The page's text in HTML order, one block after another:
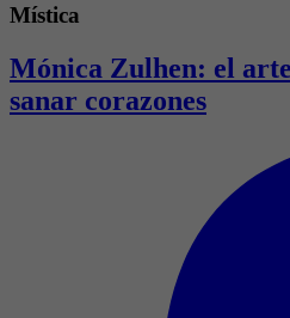
Mística
Mónica Zulhen: el
sanar corazones